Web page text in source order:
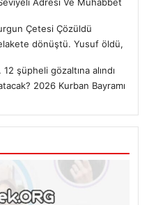
Çetesi Çözüldü
dönüştü. Yusuf öldü,
şüpheli gözaltına alındı
2026 Kurban Bayramı